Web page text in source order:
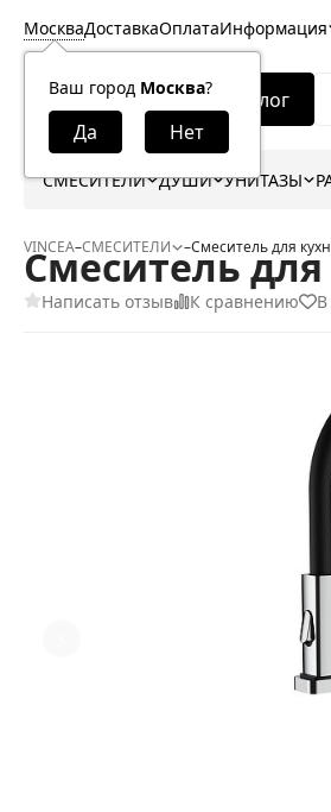
Москва
Ваш город Москва?
ДоставкаОплатаИнформация
Каталог
СМЕСИТЕЛИ ДУШИ УНИТАЗЫ
VINCEA–СМЕСИТЕЛИ –Смеситель для
Смеситель для
Написать отзыв К сравнению В